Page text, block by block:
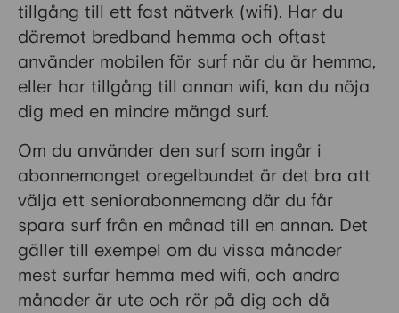
tillgång till ett fast nätverk (wifi). Har du
däremot bredband hemma och oftast
använder mobilen för surf när du är hemma,
eller har tillgång till annan wifi, kan du nöja
dig med en mindre mängd surf.
Om du använder den surf som ingår i
abonnemanget oregelbundet är det bra att
välja ett seniorabonnemang där du får
spara surf från en månad till en annan. Det
gäller till exempel om du vissa månader
mest surfar hemma med wifi, och andra
månader är ute och rör på dig och då